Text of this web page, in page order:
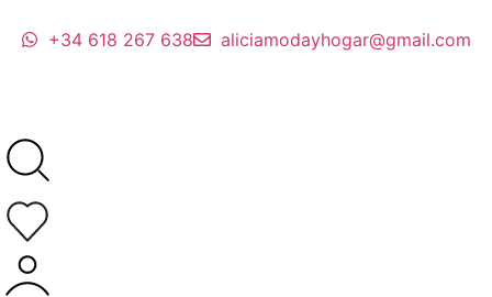
+34 618 267 638 aliciamodayhogar@gmail.com